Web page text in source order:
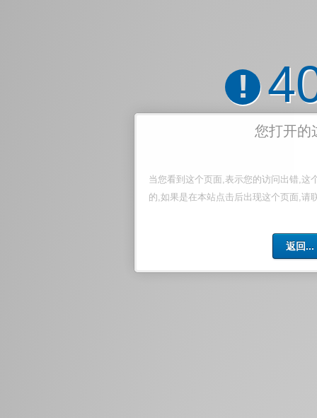
!
您打开的
当您看到这个页面,表示您的访问出错,这
的,如果是在本站点击后出现这个页面,请
返回...